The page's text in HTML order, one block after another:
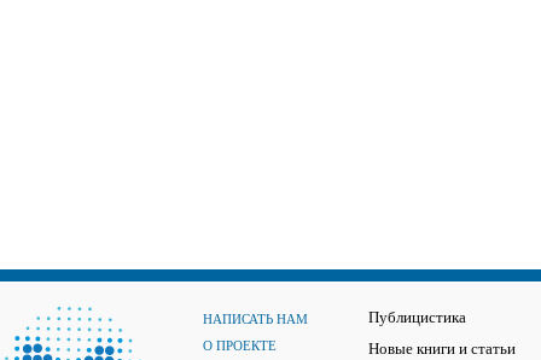
НАПИСАТЬ НАМ
О ПРОЕКТЕ
Публицистика
Новые книги и статьи